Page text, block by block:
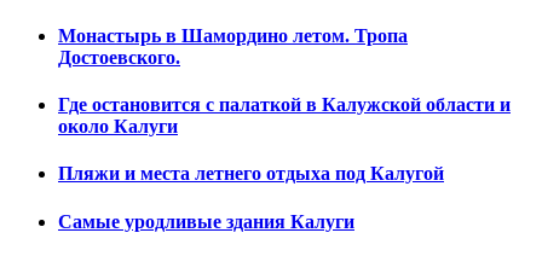
Монастырь в Шамордино летом. Тропа
Достоевского.
Где остановится с палаткой в Калужской области и
около Калуги
Пляжи и места летнего отдыха под Калугой
Самые уродливые здания Калуги